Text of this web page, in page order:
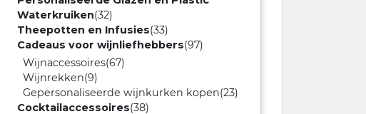
Waterkruiken(32)
Theepotten en Infusies(33)
Cadeaus voor wijnliefhebbers(97)
Wijnaccessoires(67)
Wijnrekken(9)
Gepersonaliseerde wijnkurken kopen(23)
Cocktailaccessoires(38)